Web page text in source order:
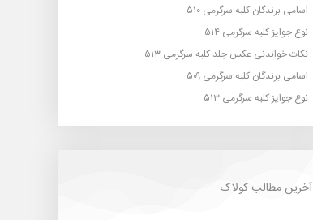
اسامی برندگان کلبه سرگرمی ۵۱۰
نوع جوایز کلبه سرگرمی ۵۱۴
نکات خواندنی عکس جلد کلبه سرگرمی ۵۱۳
اسامی برندگان کلبه سرگرمی ۵۰۹
نوع جوایز کلبه سرگرمی ۵۱۳
آخرین مطالب کولاک